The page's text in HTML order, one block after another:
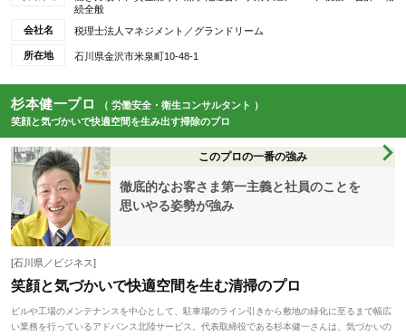
続全般
会社名
税理士法人マネジメント／グランドリーム
所在地 石川県金沢市米泉町10-48-1
杉本健一プロ
（ 労働安全・衛生コンサルタント ）
笑顔と気づかいで快適空間を生み出す掃除のプロ
このプロの一番の強み
徹底的なお客さま第一主義と社員のことを
思いやる姿勢が強み
[石川県／ビジネス]
笑顔と気づかいで快適空間を生む清掃のプロ
ビルや工場のメンテナンスを中心として、駐車場のライン引きから敷地の緑化に至るまで幅広
い業務を行っているアドバンス北陸サービス。代表取締役である杉本健一さんは、気づかいの